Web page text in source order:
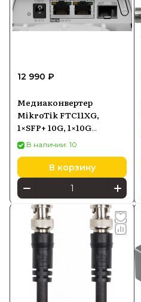
12 990 ₽
Медиаконвертер
MikroTik FTC11XG,
1×SFP+ 10G, 1×10G
Ethernet
В наличии: 10
В корзину